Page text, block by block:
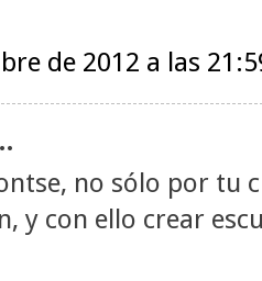
de 2012 a las
no sólo por tu
y con ello crear